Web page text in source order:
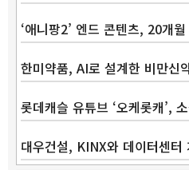
‘애니팡2’ 엔드 콘텐츠, 20개
한미약품, AI로 설계한 비만
롯데캐슬 유튜브 ‘오케롯캐’,
대우건설, KINX와 데이터센터